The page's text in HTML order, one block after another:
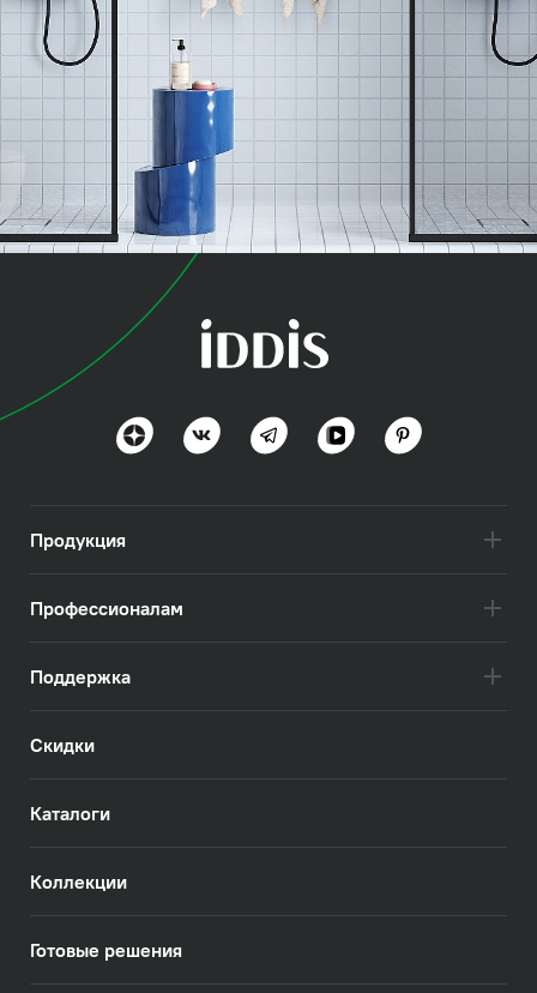
СпаХоум (SpaHome)
Продукция
Профессионалам
Поддержка
Скидки
Каталоги
Коллекции
Готовые решения